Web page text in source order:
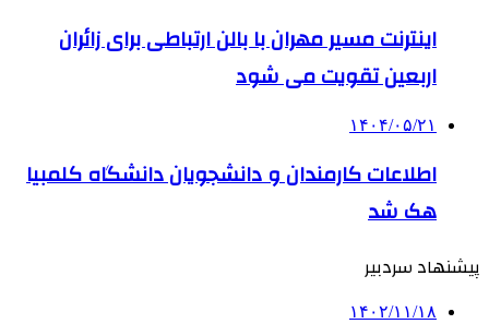
اینترنت مسیر مهران با بالن ارتباطی برای زائران
اربعین تقویت می شود
۱۴۰۴/۰۵/۲۱
اطلاعات کارمندان و دانشجویان دانشگاه کلمبیا
هک شد
پیشنهاد سردبیر
۱۴۰۲/۱۱/۱۸